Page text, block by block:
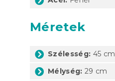
Méretek
Szélesség: 45 cm
Mélység: 29 cm